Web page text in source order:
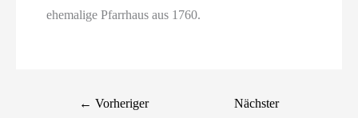
ehemalige Pfarrhaus aus 1760.
← Vorheriger
Nächster